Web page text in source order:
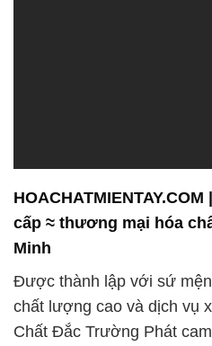
cấp ≈ thương mại hóa
Minh
Được thành lập với sứ
chất lượng cao và dịch vụ
Chất Đắc Trường Phát